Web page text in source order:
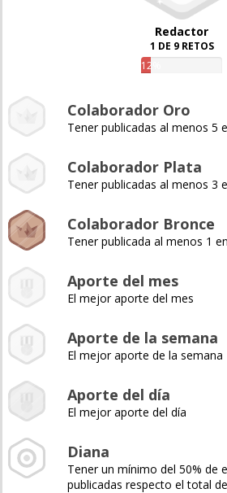
Redactor
1 DE 9 RETOS
12%
Colaborador Oro
Tener publicadas al menos 5
Colaborador Plata
Tener publicadas al menos 3
Colaborador Bronce
Tener publicada al menos 1
Aporte del mes
El mejor aporte del mes
Aporte de la semana
El mejor aporte de la semana
Aporte del día
El mejor aporte del día
Diana
Tener un mínimo del 50% de
publicadas respecto el total